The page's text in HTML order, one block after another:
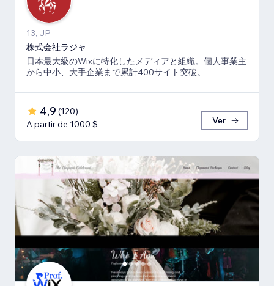
13, JP
株式会社ラジャ
日本最大級のWixに特化したメディアと組織。個人事業主
から中小、大手企業まで累計400サイト突破。
4,9 (120)
A partir de 1000 $
Ver